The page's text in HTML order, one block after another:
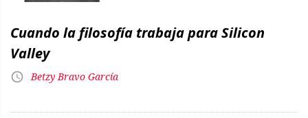
Cuando la filosofía trabaja para Silicon
Valley
Betzy Bravo García